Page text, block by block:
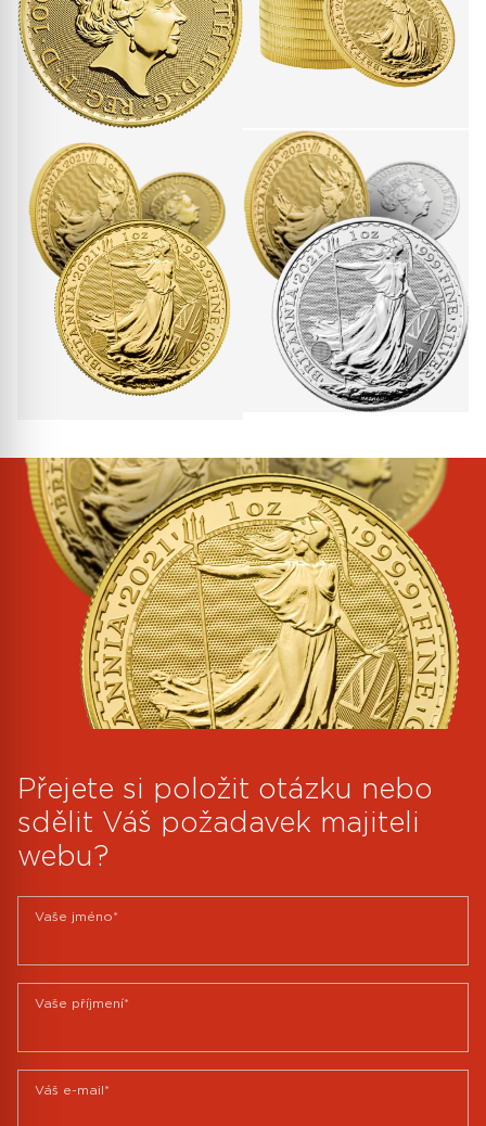
Přejete si položit otázku nebo
sdělit Váš požadavek majiteli
webu?
Vaše jméno*
Vaše příjmení*
Váš e-mail*